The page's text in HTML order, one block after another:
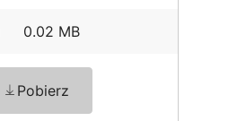
0.02 MB
Pobierz